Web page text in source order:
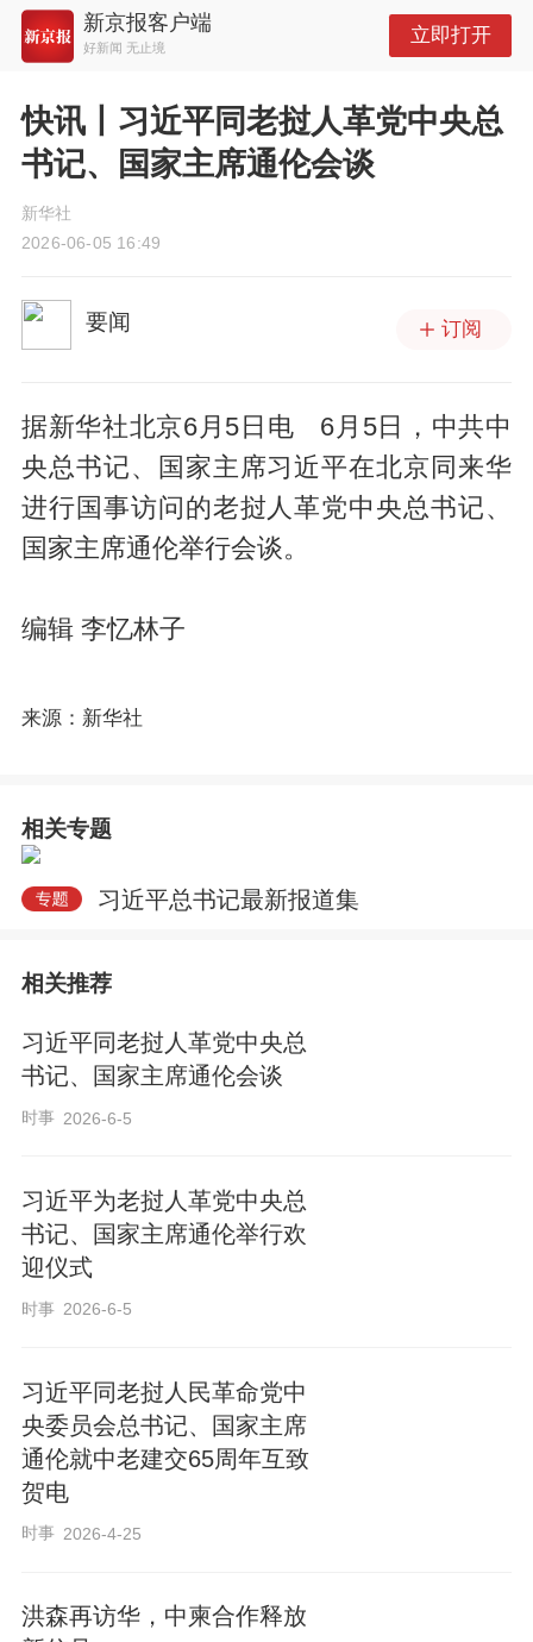
新京报客户端
好新闻 无止境
立即打开
快讯丨习近平同老挝人革党中央总
书记、国家主席通伦会谈
新华社
2026-06-05 16:49
要闻 订阅
据新华社北京6月5日电 6月5日，中共中
央总书记、国家主席习近平在北京同来华
进行国事访问的老挝人革党中央总书记、
国家主席通伦举行会谈。
编辑 李忆林子
来源：新华社
相关专题
习近平总书记最新报道集
相关推荐
习近平同老挝人革党中央总
书记、国家主席通伦会谈
时事 2026-6-5
习近平为老挝人革党中央总
书记、国家主席通伦举行欢
迎仪式
时事 2026-6-5
习近平同老挝人民革命党中
央委员会总书记、国家主席
通伦就中老建交65周年互致
贺电
时事 2026-4-25
洪森再访华，中柬合作释放